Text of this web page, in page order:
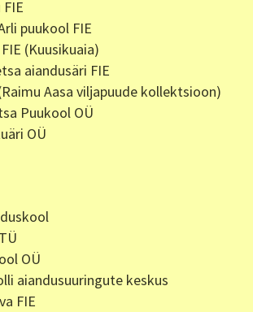
puukool FIE
(Kuusikuaia)
aiandusäri FIE
Aasa viljapuude kollektsioon)
Puukool OÜ
OÜ
OÜ
aiandusuuringute keskus
FIE